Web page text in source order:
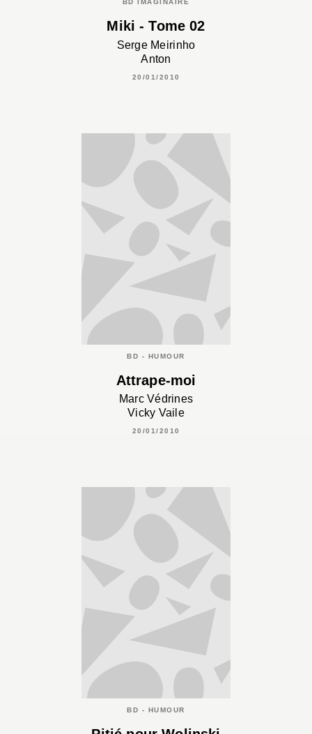
BD IMAGINAIRE
Miki - Tome 02
Serge Meirinho
Anton
20/01/2010
BD - HUMOUR
Attrape-moi
Marc Védrines
Vicky Vaile
20/01/2010
BD - HUMOUR